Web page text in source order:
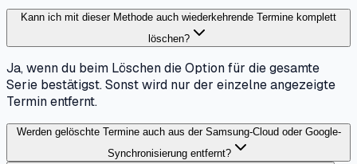
Kann ich mit dieser Methode auch wiederkehrende Termine komplett
löschen?
Ja, wenn du beim Löschen die Option für die gesamte
Serie bestätigst. Sonst wird nur der einzelne angezeigte
Termin entfernt.
Werden gelöschte Termine auch aus der Samsung-Cloud oder Google-
Synchronisierung entfernt?